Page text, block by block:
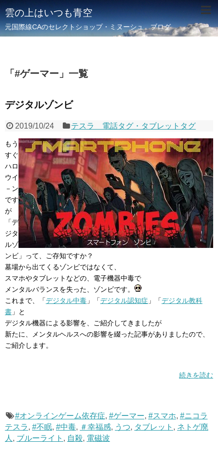
雲の上はいつも青空
元国際線CAのセレクトショップ・ミヌーシュ ブログ
「 #ゲーマー 」 一覧
デジタルゾンビ
2019/10/24 テスラ 電話タグ・タブレットタグ
もう
すぐ
ハロ
ウイ
－ン
です
が
「デ
ジタ
ルゾ
ンビ」って、ご存知ですか？
墓場から出てくるゾンビではなくて、
スマホやタブレットなどの、電子機器中毒で
メンタルバランスを失った、ゾンビです。
これまで、「デジタル中毒 」「デジタル認知症 」「デジタル教科
書 」と
デジタル機器による影響を、ご紹介してきましたが
新たに、メンタルヘルスへの影響を綴った記事がありましたので、
ご紹介します。
続きを読む
#オンラインゲーム依存症, #ゲーマー, #スマホ, #ニコラ
テスラ, #不眠, #中毒, ＃幸福感, うつ, タブレット , ネトゲ廃
人 , ブルーライト , 自殺, 電磁波